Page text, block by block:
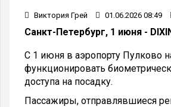
Виктория Грей 01.06.2026 08:49
Санкт-Петербург, 1 июня -
С 1 июня в аэропорту Пулково
функционировать
доступа на посадку.
Пассажиры, отправлявшиеся